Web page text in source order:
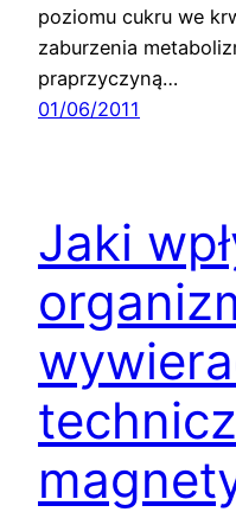
poziomu cukru we
zaburzenia
praprzyczyną…
01/06/2011
Jaki